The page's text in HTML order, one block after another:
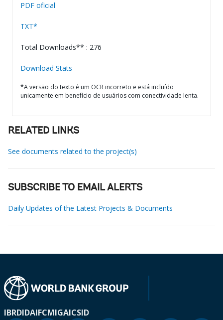
PDF oficial
TXT*
Total Downloads** : 276
Download Stats
*A versão do texto é um OCR incorreto e está incluído
unicamente em benefício de usuários com conectividade lenta.
RELATED LINKS
See documents related to the project(s)
SUBSCRIBE TO EMAIL ALERTS
Daily Updates of the Latest Projects & Documents
IBRDIDAIFCMIGAICSID